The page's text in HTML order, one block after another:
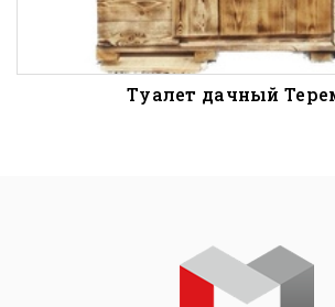
Туалет дачный